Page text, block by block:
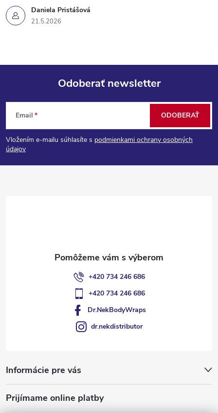
Daniela Pristášová
21.5.2026
Z
á
p
Odoberať newsletter
Email
Vložením e-mailu súhlasíte s podmienkami ochrany osobných
údajov
ODOBERAŤ
+420 734 246 686
+420 734 246 686
Dr.NekBodyWraps
dr.nekdistributor
Informácie pre vás
Prijímame online platby